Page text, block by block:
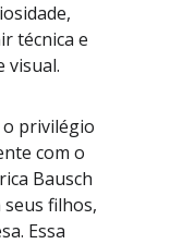
técnica e
visual.
privilégio
com o
Bausch
filhos,
Essa